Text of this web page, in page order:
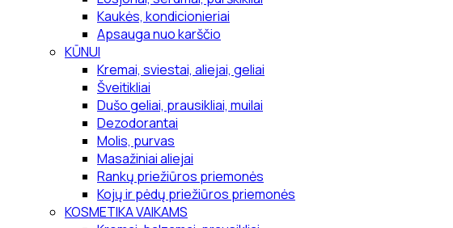
Kaukės, kondicionieriai
Apsauga nuo karščio
KŪNUI
Kremai, sviestai, aliejai, geliai
Šveitikliai
Dušo geliai, prausikliai, muilai
Dezodorantai
Molis, purvas
Masažiniai aliejai
Rankų priežiūros priemonės
Kojų ir pėdų priežiūros priemonės
KOSMETIKA VAIKAMS